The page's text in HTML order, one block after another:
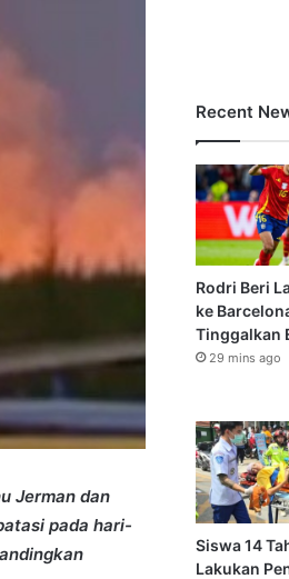
Jerman dan
pada hari-
Recent
Rodri Beri
ke
Tinggalkan
29 mins ago
Siswa 14
Lakukan